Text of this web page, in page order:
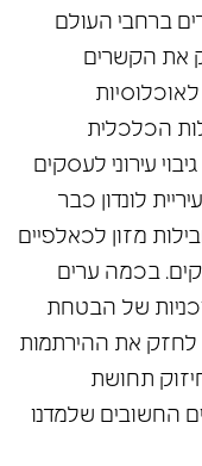
ברחבי העולם
את הקשרים
הכלכלית
עירוני לעסקים
לונדון כבר
מזון לכאלפיים
בכמה ערים
של הבטחת
לחזק את ההירתמות
תחושת
החשובים שלמדנו